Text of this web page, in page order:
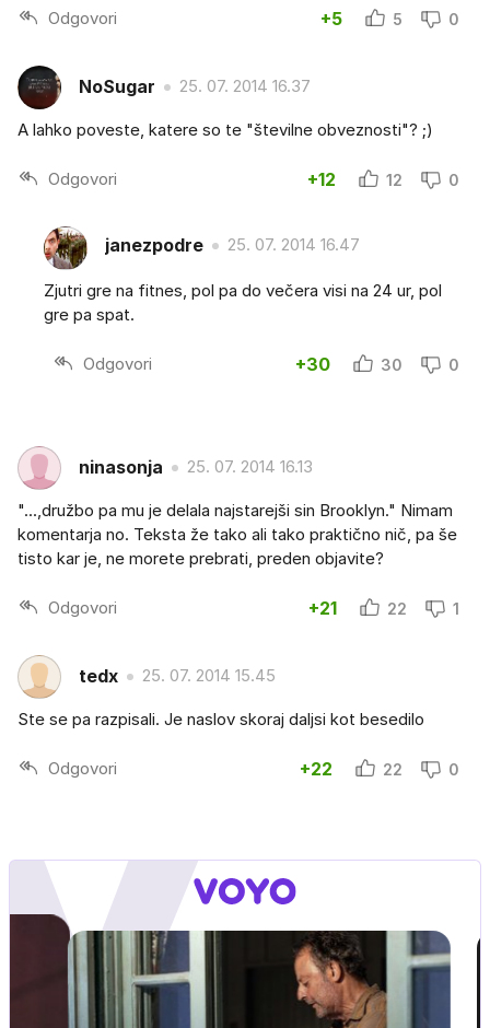
Odgovori +5 5 0
NoSugar 25. 07. 2014 16.37
A lahko poveste, katere so te "številne obveznosti"? ;)
Odgovori +12 12 0
janezpodre 25. 07. 2014 16.47
Zjutri gre na fitnes, pol pa do večera visi na 24 ur, pol
gre pa spat.
Odgovori +30 30 0
ninasonja 25. 07. 2014 16.13
"...,družbo pa mu je delala najstarejši sin Brooklyn." Nimam
komentarja no. Teksta že tako ali tako praktično nič, pa še
tisto kar je, ne morete prebrati, preden objavite?
Odgovori +21 22 1
tedx 25. 07. 2014 15.45
Ste se pa razpisali. Je naslov skoraj daljsi kot besedilo
Odgovori +22 22 0